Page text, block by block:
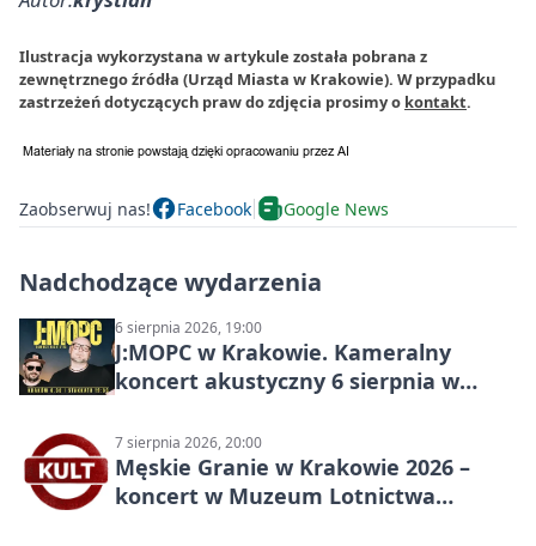
Ilustracja wykorzystana w artykule została pobrana z
zewnętrznego źródła (Urząd Miasta w Krakowie). W przypadku
zastrzeżeń dotyczących praw do zdjęcia prosimy o kontakt.
Zaobserwuj nas! Facebook Google News
Nadchodzące wydarzenia
6 sierpnia 2026, 19:00
J:МОРС w Krakowie. Kameralny
koncert akustyczny 6 sierpnia w
7 sierpnia 2026, 20:00
Męskie Granie w Krakowie 2026 –
koncert w Muzeum Lotnictwa